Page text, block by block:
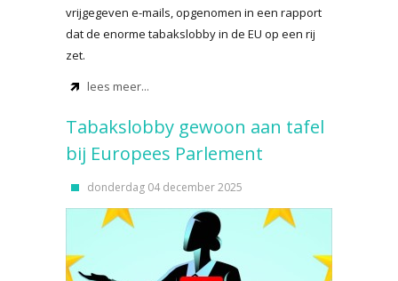
vrijgegeven e-mails, opgenomen in een rapport
dat de enorme tabakslobby in de EU op een rij
zet.
lees meer...
Tabakslobby gewoon aan tafel
bij Europees Parlement
donderdag 04 december 2025